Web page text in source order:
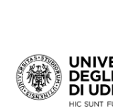
Passa al